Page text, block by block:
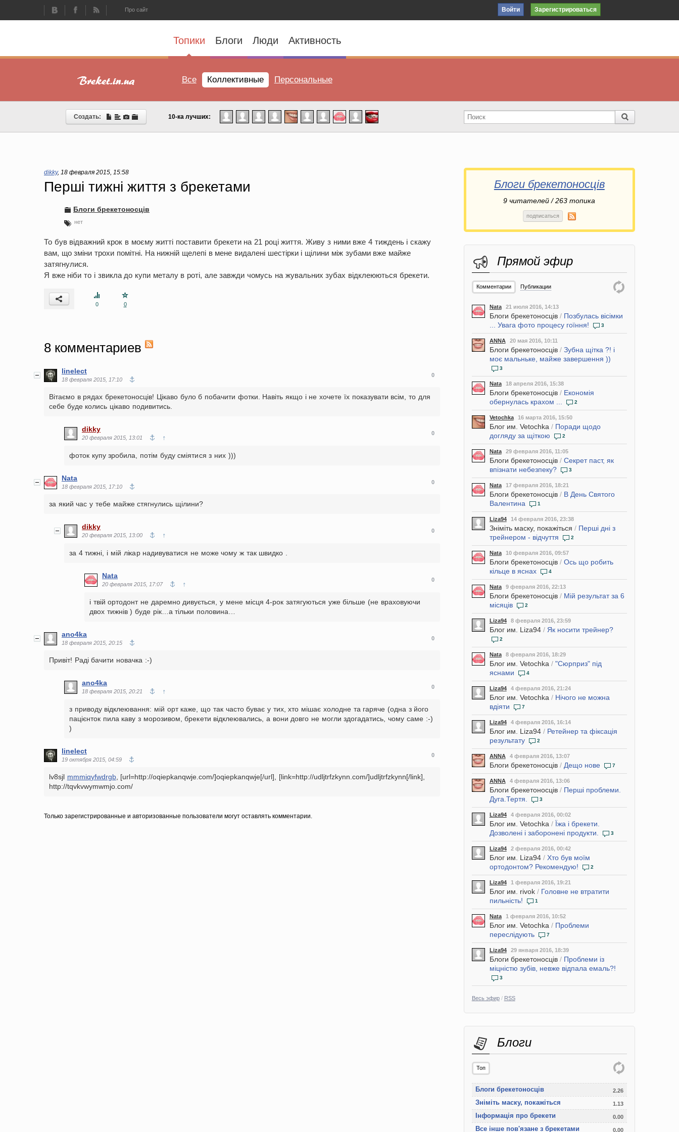
Про сайт Войти Зарегистрироваться
Топики Блоги Люди Активность
Все Коллективные Персональные
Создать: 10-ка лучших:
dikky, 18 февраля 2015, 15:58
Перші тижні життя з брекетами
Блоги брекетоносців
нет
То був відважний крок в моєму житті поставити брекети на 21 році життя. Живу з ними вже 4 тиждень і скажу
вам, що зміни трохи помітні. На нижній щелепі в мене видалені шестірки і щілини між зубами вже майже
затягнулися.
Я вже ніби то і звикла до купи металу в роті, але завжди чомусь на жувальних зубах відклеюються брекети.
0 0
8 комментариев
linelect
18 февраля 2015, 17:10
0
Вітаємо в рядах брекетоносців! Цікаво було б побачити фотки. Навіть якщо і не хочете їх показувати всім, то для
себе буде колись цікаво подивитись.
dikky
20 февраля 2015, 13:01
0
↑
фоток купу зробила, потім буду сміятися з них )))
Nata
18 февраля 2015, 17:10
0
за який час у тебе майже стягнулись щілини?
dikky
20 февраля 2015, 13:00
0
↑
за 4 тижні, і мій лікар надивуватися не може чому ж так швидко .
Nata
20 февраля 2015, 17:07
0
↑
і твій ортодонт не даремно дивується, у мене місця 4-рок затягуються уже більше (не враховуючи
двох тижнів ) буде рік…а тільки половина…
ano4ka
18 февраля 2015, 20:15
0
Привіт! Раді бачити новачка :-)
ano4ka
18 февраля 2015, 20:21
0
↑
з приводу відклеювання: мій орт каже, що так часто буває у тих, хто мішає холодне та гаряче (одна з його
пацієнток пила каву з морозивом, брекети відклеювались, а вони довго не могли здогадатись, чому саме :-)
)
linelect
19 октября 2015, 04:59
0
lv8sjl mmmiqyfwdrgb, [url=http://oqiepkanqwje.com/]oqiepkanqwje[/url], [link=http://udljtrfzkynn.com/]udljtrfzkynn[/link],
http://tqvkvwymwmjo.com/
Только зарегистрированные и авторизованные пользователи могут оставлять комментарии.
Блоги брекетоносців
9 читателей / 263 топика
подписаться
Прямой эфир
Комментарии Публикации
Nata 21 июля 2016, 14:13
Блоги брекетоносців/ Позбулась вісімки
... Увага фото процесу гоїння!
3
ANNA 20 мая 2016, 10:11
Блоги брекетоносців/ Зубна щітка ?! і
моє мальньке, майже завершення ))
3
Nata 18 апреля 2016, 15:38
Блоги брекетоносців/ Економія
обернулась крахом ...
2
Vetochka 16 марта 2016, 15:50
Блог им. Vetochka / Поради щодо
догляду за щіткою
2
Nata 29 февраля 2016, 11:05
Блоги брекетоносців/ Секрет паст, як
впізнати небезпеку?
3
Nata 17 февраля 2016, 18:21
Блоги брекетоносців/ В День Святого
Валентина
1
Liza94 14 февраля 2016, 23:38
Зніміть маску, покажіться / Перші дні з
трейнером - відчуття
2
Nata 10 февраля 2016, 09:57
Блоги брекетоносців/ Ось що робить
кільце в яснах
4
Nata 9 февраля 2016, 22:13
Блоги брекетоносців/ Мій результат за 6
місяців
2
Liza94 8 февраля 2016, 23:59
Блог им. Liza94/ Як носити трейнер?
2
Nata 8 февраля 2016, 18:29
Блог им. Vetochka / "Сюрприз" під
яснами
4
Liza94 4 февраля 2016, 21:24
Блог им. Vetochka / Нічого не можна
вдіяти
7
Liza94 4 февраля 2016, 16:14
Блог им. Liza94/ Ретейнер та фіксація
результату
2
ANNA 4 февраля 2016, 13:07
Блоги брекетоносців/ Дещо нове 7
ANNA 4 февраля 2016, 13:06
Блоги брекетоносців/ Перші проблеми.
Дуга.Тертя.
3
Liza94 4 февраля 2016, 00:02
Блог им. Vetochka / Їжа і брекети.
Дозволені і заборонені продукти.
3
Liza94 2 февраля 2016, 00:42
Блог им. Liza94/ Хто був моїм
ортодонтом? Рекомендую!
2
Liza94 1 февраля 2016, 19:21
Блог им. rivok/ Головне не втратити
пильність!
1
Nata 1 февраля 2016, 10:52
Блог им. Vetochka / Проблеми
переслідують
7
Liza94 29 января 2016, 18:39
Блоги брекетоносців/ Проблеми із
міцністю зубів, невже відпала емаль?!
3
Весь эфир/ RSS
Блоги
Топ
Блоги брекетоносців 2.26
Зніміть маску, покажіться 1.13
Інформація про брекети 0.00
Все інше пов'язане з брекетами 0.00